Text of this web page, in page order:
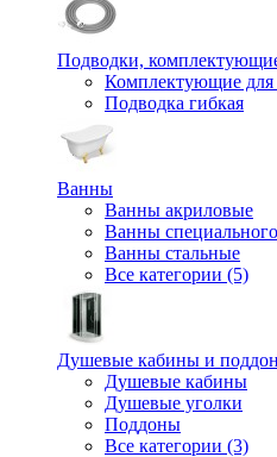
Подводки,
Комплектующие
Подводка гибкая
Ванны
Ванны акриловые
Ванны
Ванны стальные
Все категории (5)
Душевые кабины и
Душевые кабины
Душевые уголки
Поддоны
Все категории (3)